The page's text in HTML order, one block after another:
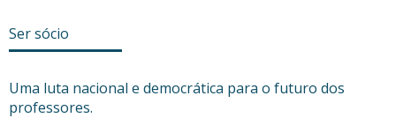
Ser sócio
Uma luta nacional e democrática para o futuro dos
professores.